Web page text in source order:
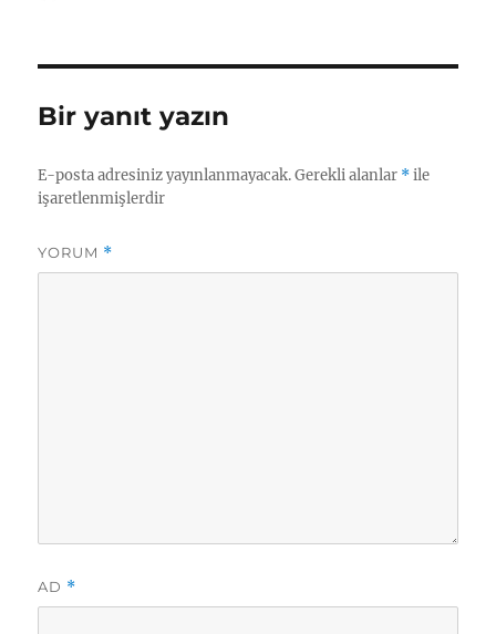
Bir yanıt yazın
E-posta adresiniz yayınlanmayacak. Gerekli alanlar *ile
işaretlenmişlerdir
YORUM *
AD *